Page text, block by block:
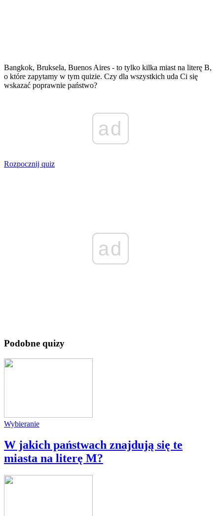
Bangkok, Bruksela, Buenos Aires - to tylko kilka miast na literę B,
o które zapytamy w tym quizie. Czy dla wszystkich uda Ci się
wskazać poprawnie państwo?
ad
Rozpocznij quiz
ad
Podobne quizy
Wybieranie
W jakich państwach znajdują się te
miasta na literę M?